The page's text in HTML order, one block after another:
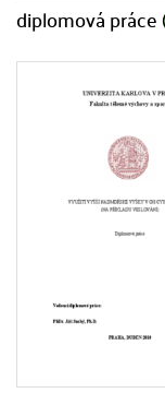
diplomová práce